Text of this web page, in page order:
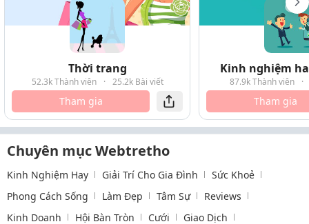
Thời trang
52.3k Thành viên · 25.2k Bài viết
Tham gia
Kinh nghiệm
87.9k Thành viên ·
Tham gia
Chuyên mục Webtretho
Kinh Nghiệm Hay Giải Trí Cho Gia Đình
Sức Khoẻ
Phong Cách Sống
Làm Đẹp Tâm Sự
Reviews
Kinh Doanh
Hội Bàn Tròn Cưới Giao Dịch